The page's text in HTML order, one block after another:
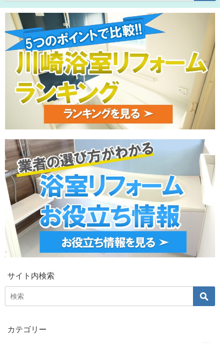
サイト内検索
カテゴリー